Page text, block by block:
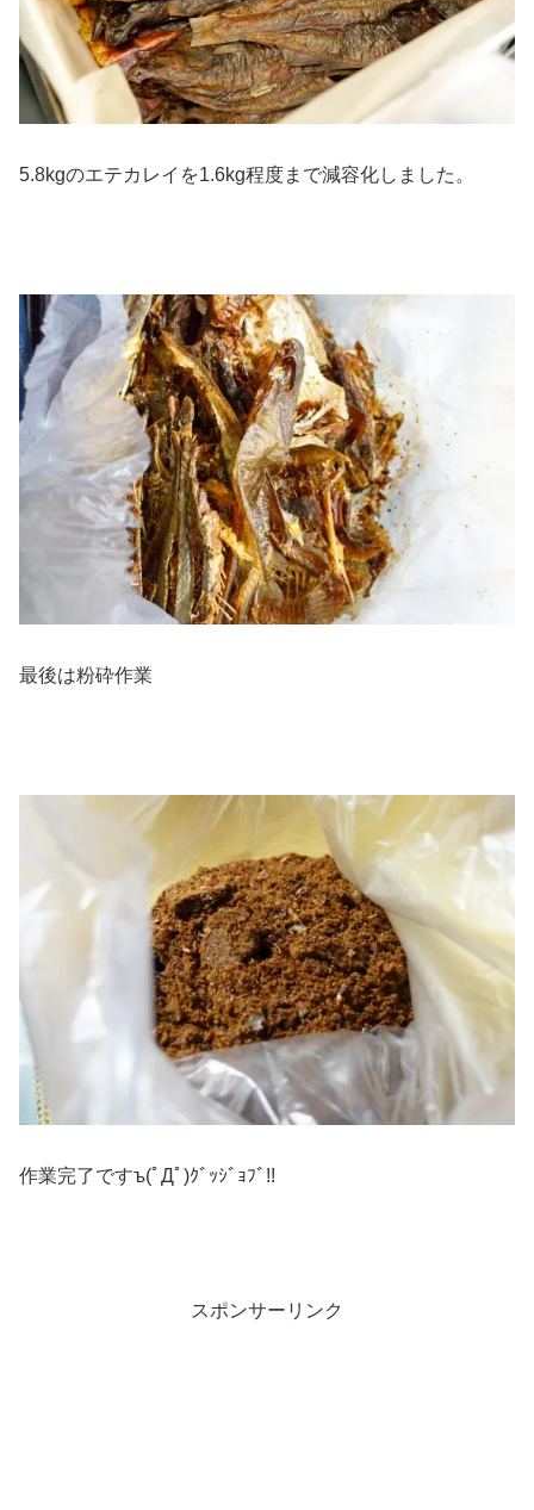
5.8kgのエテカレイを1.6kg程度まで減容化しました。
最後は粉砕作業
作業完了ですъ(ﾟДﾟ)ｸﾞｯｼﾞｮﾌﾞ!!
スポンサーリンク